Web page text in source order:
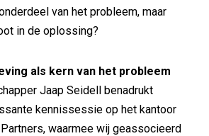
van het probleem, maar
in de oplossing?
als kern van het probleem
Jaap Seidell benadrukt
kennissessie op het kantoor
waarmee wij geassocieerd